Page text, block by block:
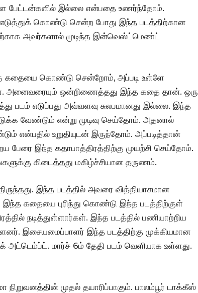
பேட்டன்களில் இல்லை என்பதை உணர்ந்தோம்.
கொண்டு சென்ற போது இந்த படத்திற்கான
அவர்களால் முடிந்த இன்வெஸ்ட்மெண்ட்
கதையை கொண்டு சென்றோம், அப்படி உள்ளே
அனைவரையும் ஒன்றிணைத்தது இந்த கதை தான். ஒரு
படம் எடுப்பது அவ்வளவு சுலபமானது இல்லை. இந்த
வேண்டும் என்று முடிவு செய்தோம். அதனால்
என்பதில் உறுதியுடன் இருந்தோம். அப்படித்தான்
பேரை இந்த கதாபாத்திரத்திற்கு முயற்சி செய்தோம்.
கிடைத்தது மகிழ்ச்சியான தருணம்.
இந்த படத்தில் அவரை வித்தியாசமான
இந்த கதையை புரிந்து கொண்டு இந்த படத்திற்குள்
நடித்துள்ளார்கள். இந்த படத்தில் பணியாற்றிய
இசையமைப்பாளர் இந்த படத்திற்கு முக்கியமான
அட்டெம்ப்ட். மார்ச் 6ம் தேதி படம் வெளியாக உள்ளது.
முதல் தயாரிப்பாகும். பாலம்பூர் டாக்கீஸ்